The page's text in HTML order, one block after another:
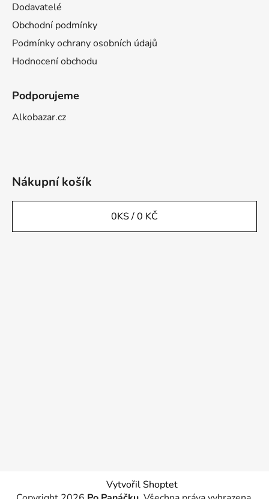
Dodavatelé
Obchodní podmínky
Podmínky ochrany osobních údajů
Hodnocení obchodu
Podporujeme
Alkobazar.cz
Nákupní košík
0KS /0 KČ
Vytvořil Shoptet